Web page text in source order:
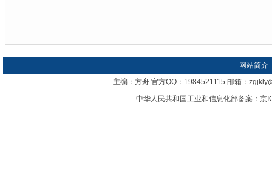
网站简介
主编：方舟 官方QQ：1984521115 邮箱：
中华人民共和国工业和信息化部备案： 京